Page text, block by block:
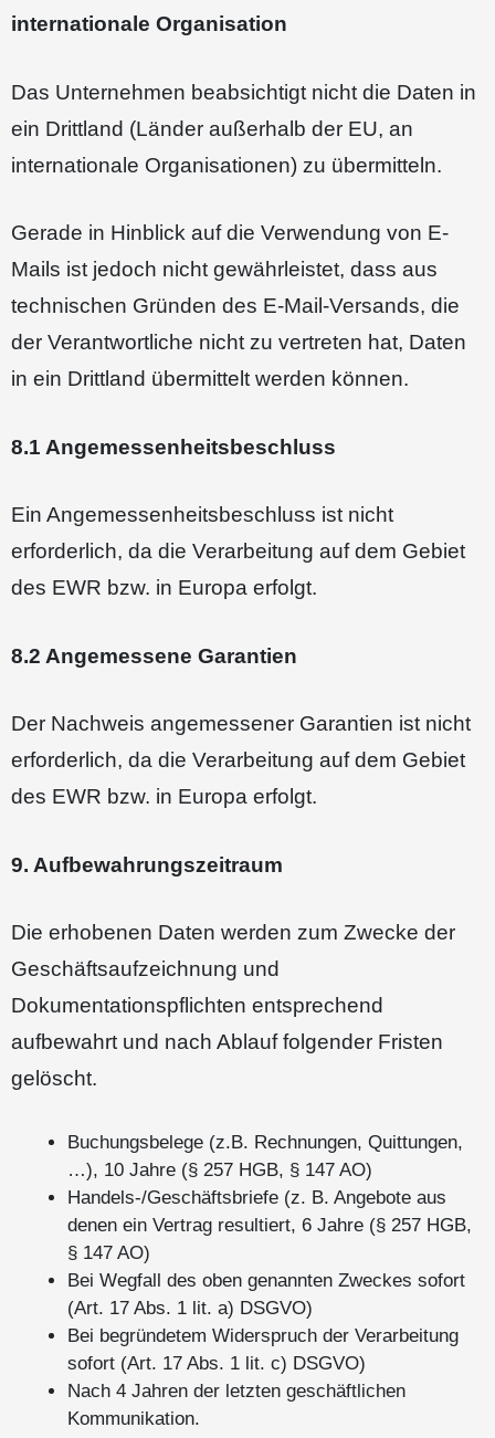
internationale Organisation
Das Unternehmen beabsichtigt nicht die Daten in
ein Drittland (Länder außerhalb der EU, an
internationale Organisationen) zu übermitteln.
Gerade in Hinblick auf die Verwendung von E-
Mails ist jedoch nicht gewährleistet, dass aus
technischen Gründen des E-Mail-Versands, die
der Verantwortliche nicht zu vertreten hat, Daten
in ein Drittland übermittelt werden können.
8.1 Angemessenheitsbeschluss
Ein Angemessenheitsbeschluss ist nicht
erforderlich, da die Verarbeitung auf dem Gebiet
des EWR bzw. in Europa erfolgt.
8.2 Angemessene Garantien
Der Nachweis angemessener Garantien ist nicht
erforderlich, da die Verarbeitung auf dem Gebiet
des EWR bzw. in Europa erfolgt.
9. Aufbewahrungszeitraum
Die erhobenen Daten werden zum Zwecke der
Geschäftsaufzeichnung und
Dokumentationspflichten entsprechend
aufbewahrt und nach Ablauf folgender Fristen
gelöscht.
Buchungsbelege (z.B. Rechnungen, Quittungen,
…), 10 Jahre (§ 257 HGB, § 147 AO)
Handels-/Geschäftsbriefe (z. B. Angebote aus
denen ein Vertrag resultiert, 6 Jahre (§ 257 HGB,
§ 147 AO)
Bei Wegfall des oben genannten Zweckes sofort
(Art. 17 Abs. 1 lit. a) DSGVO)
Bei begründetem Widerspruch der Verarbeitung
sofort (Art. 17 Abs. 1 lit. c) DSGVO)
Nach 4 Jahren der letzten geschäftlichen
Kommunikation.